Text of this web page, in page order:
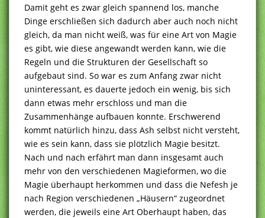
Damit geht es zwar gleich spannend los, manche
Dinge erschließen sich dadurch aber auch noch nicht
gleich, da man nicht weiß, was für eine Art von Magie
es gibt, wie diese angewandt werden kann, wie die
Regeln und die Strukturen der Gesellschaft so
aufgebaut sind. So war es zum Anfang zwar nicht
uninteressant, es dauerte jedoch ein wenig, bis sich
dann etwas mehr erschloss und man die
Zusammenhänge aufbauen konnte. Erschwerend
kommt natürlich hinzu, dass Ash selbst nicht versteht,
wie es sein kann, dass sie plötzlich Magie besitzt.
Nach und nach erfährt man dann insgesamt auch
mehr von den verschiedenen Magieformen, wo die
Magie überhaupt herkommen und dass die Nefesh je
nach Region verschiedenen „Häusern“ zugeordnet
werden, die jeweils eine Art Oberhaupt haben, das